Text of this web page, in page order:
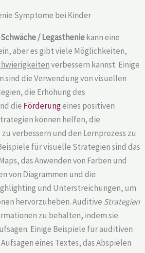
Symptome bei Kinder
/ Legastheniekann eine
aber es gibt viele Möglichkeiten,
verbessern kannst. Einige
sind die Verwendung von visuellen
die Erhöhung des
die Förderungeines positiven
können helfen, die
verbessern und den Lernprozess zu
für visuelle Strategien sind das
das Anwenden von Farben und
von Diagrammen und die
und Unterstreichungen, um
hervorzuheben. Auditive Strategien
zu behalten, indem sie
Einige Beispiele für auditiven
eines Textes, das Abspielen